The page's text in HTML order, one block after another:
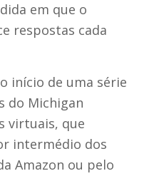
em que o
respostas cada
início de uma série
do Michigan
virtuais, que
intermédio dos
Amazon ou pelo